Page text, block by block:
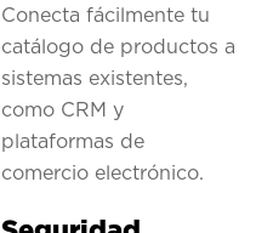
Conecta fácilmente tu
catálogo de productos a
sistemas existentes,
como CRM y
plataformas de
comercio electrónico.